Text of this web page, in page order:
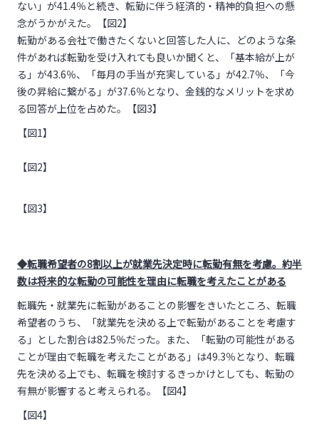
ない」が41.4％と続き、転勤に伴う経済的・精神的負担への懸
念がうかがえた。【図2】
転勤がある会社で働きたくないと回答した人に、どのような条
件があれば転勤を受け入れても良いか聞くと、「基本給が上が
る」が43.6％、「毎月の手当が充実している」が42.7％、「今
後の昇給に繋がる」が37.6％となり、金銭的なメリットを求め
る回答が上位を占めた。【図3】
【図1】
【図2】
【図3】
◆転職希望者の8割以上が就業先決定時に転勤有無を考慮。約半
数は将来的な転勤の可能性を理由に転職を考えたことがある
転職先・就業先に転勤があることの影響をきいたところ、転職
希望者のうち、「就業先を決める上で転勤があることを考慮す
る」とした割合は82.5％だった。また、「転勤の可能性がある
ことが理由で転職を考えたことがある」は49.3％となり、転職
先を決める上でも、転職を検討するきっかけとしても、転勤の
有無が影響すると考えられる。【図4】
【図4】